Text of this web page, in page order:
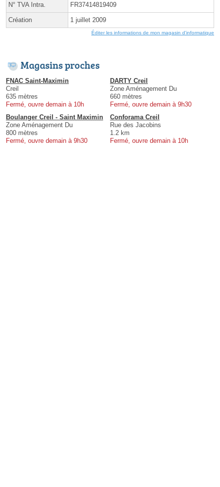
N° TVA Intra. FR37414819409
Création 1 juillet 2009
Éditer les informations de mon magasin d'informatique
Magasins proches
FNAC Saint-Maximin
Creil
635 mètres
Fermé, ouvre demain à 10h
DARTY Creil
Zone Aménagement Du
660 mètres
Fermé, ouvre demain à 9h30
Boulanger Creil - Saint Maximin
Zone Aménagement Du
800 mètres
Fermé, ouvre demain à 9h30
Conforama Creil
Rue des Jacobins
1.2 km
Fermé, ouvre demain à 10h